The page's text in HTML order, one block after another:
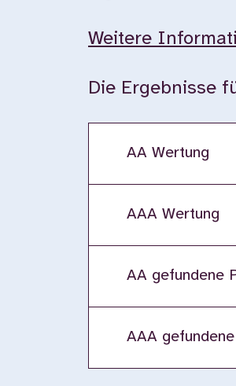
Weitere
Die Ergebnisse
AA Wertung
AAA Wertung
AA gefundene
AAA